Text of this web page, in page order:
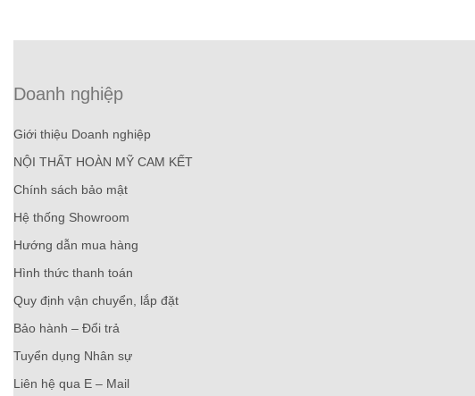
Doanh nghiệp
Giới thiệu Doanh nghiệp
NỘI THẤT HOÀN MỸ CAM KẾT
Chính sách bảo mật
Hệ thống Showroom
Hướng dẫn mua hàng
Hình thức thanh toán
Quy định vận chuyển, lắp đặt
Bảo hành – Đổi trả
Tuyển dụng Nhân sự
Liên hệ qua E – Mail